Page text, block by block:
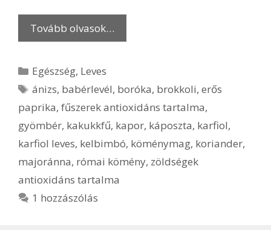
Tovább olvasok…
Kategória
Egészség, Leves
Címkék
ánizs, babérlevél, boróka, brokkoli,erős
paprika, fűszerek antioxidáns tartalma,
gyömbér, kakukkfű, kapor, káposzta, karfiol,
karfiol leves, kelbimbó, köménymag, koriander,
majoránna, római kömény, zöldségek
antioxidáns tartalma
1 hozzászólás